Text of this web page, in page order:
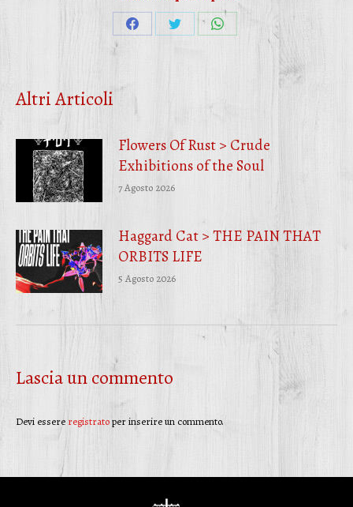
CondividiCondividiCondividi
Altri Articoli
Flowers Of Rust > Crude
Exhibitions of the Soul
7 Agosto 2026
Haggard Cat > THE PAIN THAT
ORBITS LIFE
5 Agosto 2026
Lascia un commento
Devi essere registratoper inserire un commento.